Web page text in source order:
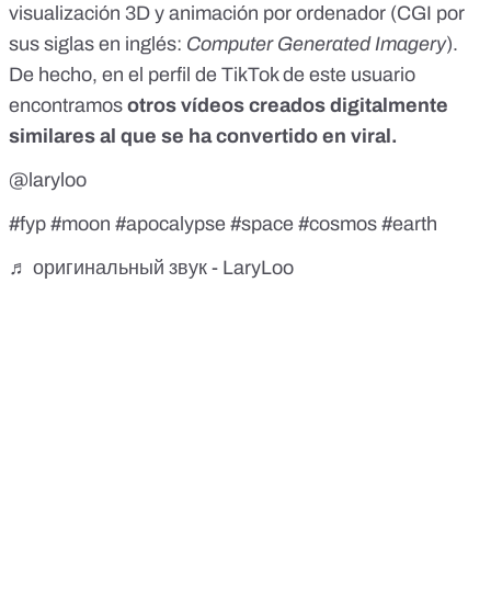
visualización 3D y animación por ordenador (CGI por
sus siglas en inglés: Computer Generated Imagery).
De hecho, en el perfil de TikTok de este usuario
encontramos otros vídeos creados digitalmente
similares al que se ha convertido en viral.
@laryloo
#fyp #moon #apocalypse #space #cosmos #earth
♬ оригинальный звук - LaryLoo